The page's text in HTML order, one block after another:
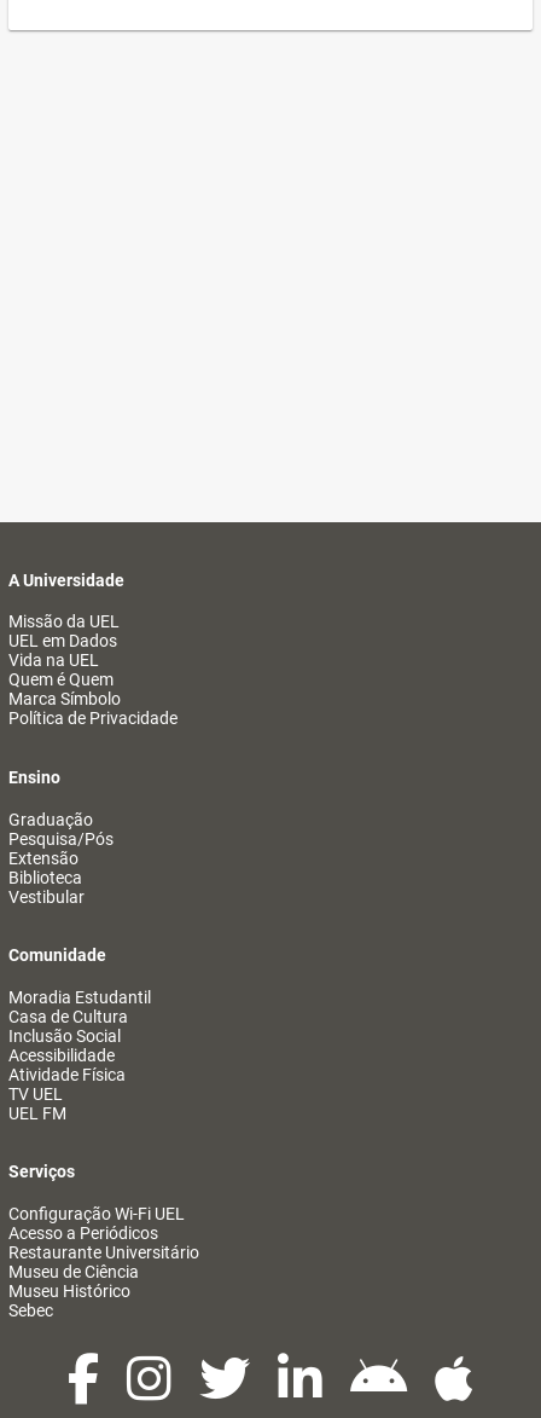
A Universidade
Missão da UEL
UEL em Dados
Vida na UEL
Quem é Quem
Marca Símbolo
Política de Privacidade
Ensino
Graduação
Pesquisa/Pós
Extensão
Biblioteca
Vestibular
Comunidade
Moradia Estudantil
Casa de Cultura
Inclusão Social
Acessibilidade
Atividade Física
TV UEL
UEL FM
Serviços
Configuração Wi-Fi UEL
Acesso a Periódicos
Restaurante Universitário
Museu de Ciência
Museu Histórico
Sebec